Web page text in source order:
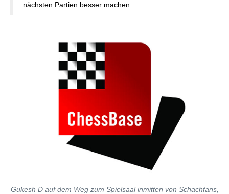
nächsten Partien besser machen.
Gukesh D auf dem Weg zum Spielsaal inmitten von Schachfans,